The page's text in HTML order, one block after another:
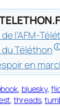
l’AFM-
du Téléthon
en
, bluesky,
,threads,